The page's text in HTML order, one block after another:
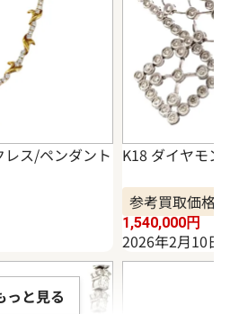
ス/ペンダント
K18 ダイヤモン
参考買取価格
1,540,000円
2026年2月10日
っと見る